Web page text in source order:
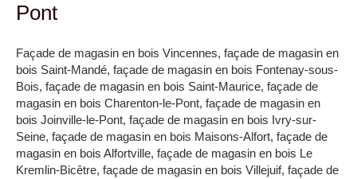
Pont
Façade de magasin en bois Vincennes, façade de magasin en
bois Saint-Mandé, façade de magasin en bois Fontenay-sous-
Bois, façade de magasin en bois Saint-Maurice, façade de
magasin en bois Charenton-le-Pont, façade de magasin en
bois Joinville-le-Pont, façade de magasin en bois Ivry-sur-
Seine, façade de magasin en bois Maisons-Alfort, façade de
magasin en bois Alfortville, façade de magasin en bois Le
Kremlin-Bicêtre, façade de magasin en bois Villejuif, façade de